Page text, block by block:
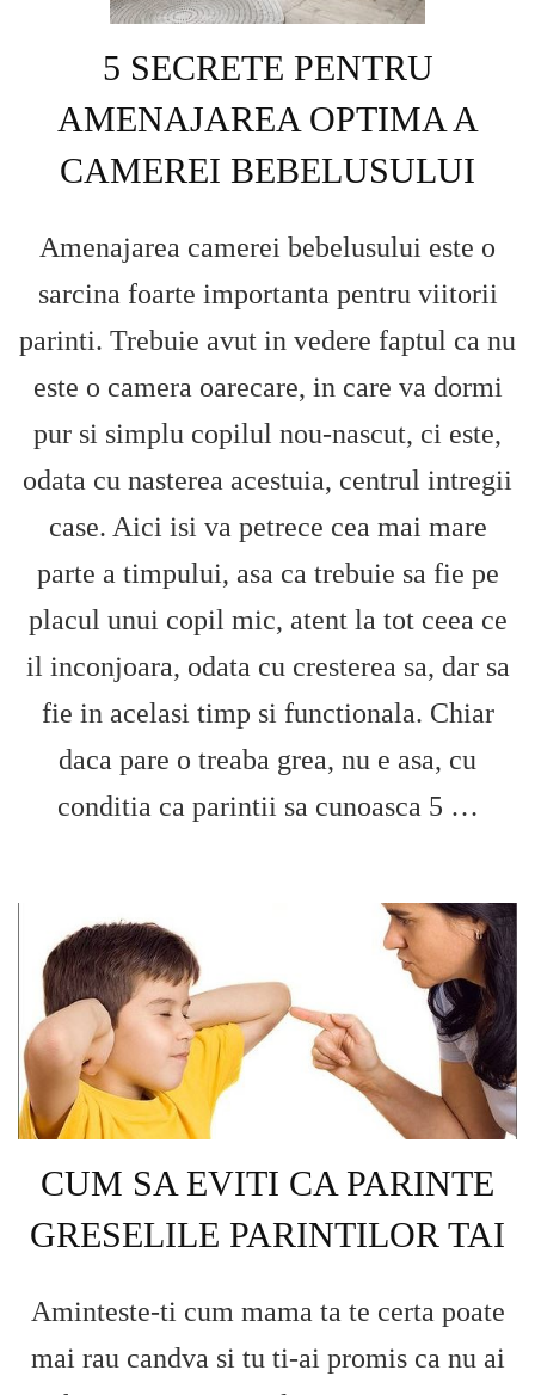
5 SECRETE PENTRU
AMENAJAREA OPTIMA A
CAMEREI BEBELUSULUI
Amenajarea camerei bebelusului este o
sarcina foarte importanta pentru viitorii
parinti. Trebuie avut in vedere faptul ca nu
este o camera oarecare, in care va dormi
pur si simplu copilul nou-nascut, ci este,
odata cu nasterea acestuia, centrul intregii
case. Aici isi va petrece cea mai mare
parte a timpului, asa ca trebuie sa fie pe
placul unui copil mic, atent la tot ceea ce
il inconjoara, odata cu cresterea sa, dar sa
fie in acelasi timp si functionala. Chiar
daca pare o treaba grea, nu e asa, cu
conditia ca parintii sa cunoasca 5 …
CUM SA EVITI CA PARINTE
GRESELILE PARINTILOR TAI
Aminteste-ti cum mama ta te certa poate
mai rau candva si tu ti-ai promis ca nu ai